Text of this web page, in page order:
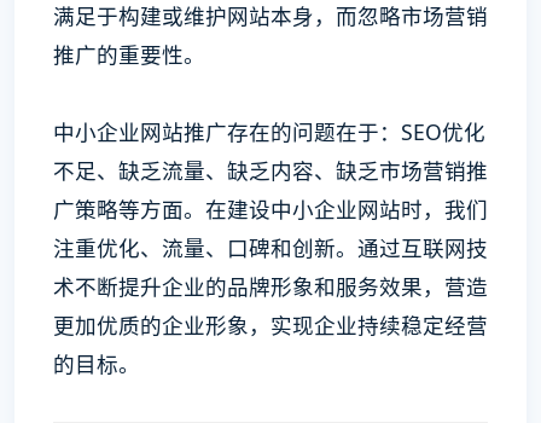
满足于构建或维护网站本身，而忽略市场营销
推广的重要性。
中小企业网站推广存在的问题在于：SEO优化
不足、缺乏流量、缺乏内容、缺乏市场营销推
广策略等方面。在建设中小企业网站时，我们
注重优化、流量、口碑和创新。通过互联网技
术不断提升企业的品牌形象和服务效果，营造
更加优质的企业形象，实现企业持续稳定经营
的目标。